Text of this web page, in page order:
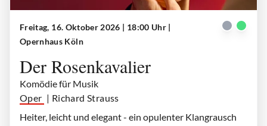
Freitag, 16. Oktober 2026 | 18:00 Uhr |
Opernhaus Köln
Der Rosenkavalier
Komödie für Musik
Oper | Richard Strauss
Heiter, leicht und elegant - ein opulenter Klangrausch